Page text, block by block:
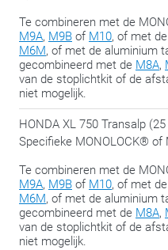
Voor motorrijders die
gewoon alle opties open
We delen met plezier nog
slotfase aan, wanneer alles
altijd de mogelijkheid om nog
Te combineren met de
M9A, M9B of M10, of met
M6M, of met de aluminium
gecombineerd met de M8A,
van de stoplichtkit of de
niet mogelijk.
HONDA XL 750 Transalp
Specifieke MONOLOCK®
Te combineren met de
M9A, M9B of M10, of met
M6M, of met de aluminium
gecombineerd met de M8A,
van de stoplichtkit of de
niet mogelijk.